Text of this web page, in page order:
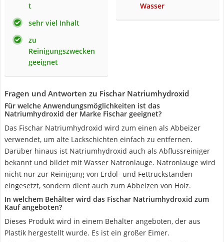
t
sehr viel Inhalt
zu
Reinigungszwecken
geeignet
Wasser
Fragen und Antworten zu Fischar Natriumhydroxid
Für welche Anwendungsmöglichkeiten ist das
Natriumhydroxid der Marke Fischar geeignet?
Das Fischar Natriumhydroxid wird zum einen als Abbeizer
verwendet, um alte Lackschichten einfach zu entfernen.
Darüber hinaus ist Natriumhydroxid auch als Abflussreiniger
bekannt und bildet mit Wasser Natronlauge. Natronlauge wird
nicht nur zur Reinigung von Erdöl- und Fettrückständen
eingesetzt, sondern dient auch zum Abbeizen von Holz.
In welchem Behälter wird das Fischar Natriumhydroxid zum
Kauf angeboten?
Dieses Produkt wird in einem Behälter angeboten, der aus
Plastik hergestellt wurde. Es ist ein großer Eimer.